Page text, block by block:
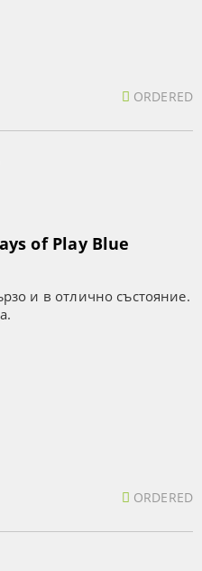
ORDERED
of Play Blue
и в отлично състояние.
ORDERED